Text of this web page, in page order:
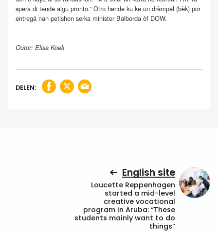
spera di tende algu pronto.” Otro hende ku ke un drèmpel (bèk) por
entregá nan petishon serka minister Balborda òf DOW.
Outor: Elisa Koek
DELEN:
English site
Loucette Reppenhagen
started a mid-level
creative vocational
program in Aruba: “These
students mainly want to do
things”